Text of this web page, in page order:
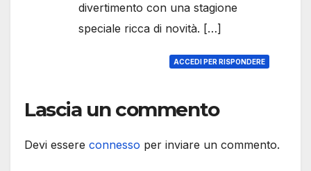
divertimento con una stagione
speciale ricca di novità. […]
ACCEDI PER RISPONDERE
Lascia un commento
Devi essere connesso per inviare un commento.